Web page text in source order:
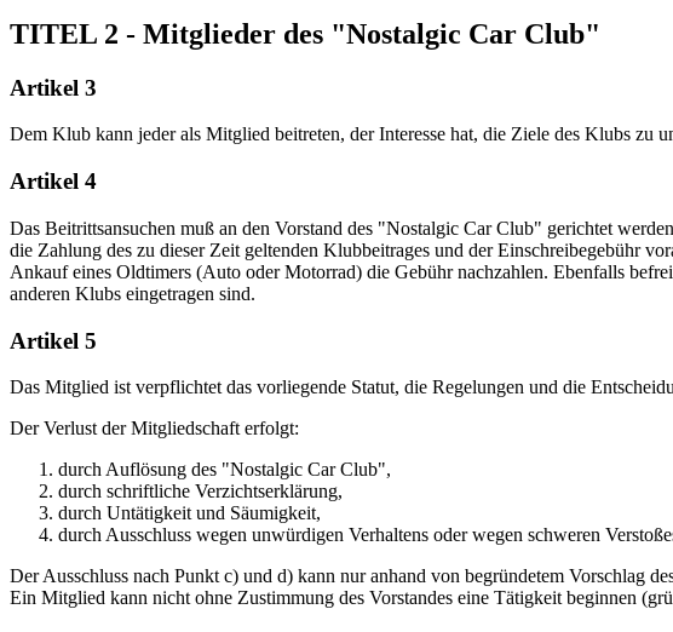
TITEL 2 - Mitglieder des "Nostalgic Car Club"
Artikel 3
Dem Klub kann jeder als Mitglied beitreten, der Interesse hat, die Ziele des Klubs zu
Artikel 4
Das Beitrittsansuchen muß an den Vorstand des "Nostalgic Car Club" gerichtet
die Zahlung des zu dieser Zeit geltenden Klubbeitrages und der Einschreibegebühr
Ankauf eines Oldtimers (Auto oder Motorrad) die Gebühr nachzahlen. Ebenfalls
anderen Klubs eingetragen sind.
Artikel 5
Das Mitglied ist verpflichtet das vorliegende Statut, die Regelungen und die
Der Verlust der Mitgliedschaft erfolgt:
durch Auflösung des "Nostalgic Car Club",
durch schriftliche Verzichtserklärung,
durch Untätigkeit und Säumigkeit,
durch Ausschluss wegen unwürdigen Verhaltens oder wegen schweren
Der Ausschluss nach Punkt c) und d) kann nur anhand von begründetem Vorschlag
Ein Mitglied kann nicht ohne Zustimmung des Vorstandes eine Tätigkeit beginnen